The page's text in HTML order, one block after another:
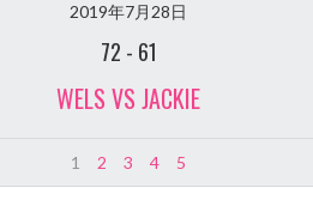
2019年7月28日
72 - 61
WELS VS JACKIE
1 2 3 4 5